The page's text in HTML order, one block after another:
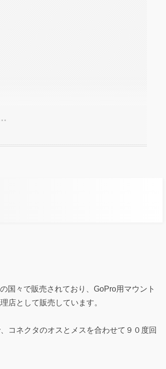
国々で販売されており、GoPro用マウント
店として販売しています。
コネクタのオスとメスを合わせて９０度回